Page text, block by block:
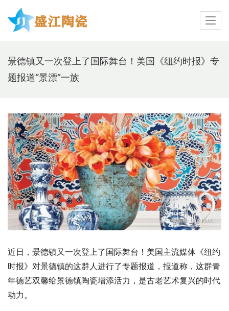
景德镇又一次登上了国际舞台！美国《纽约时报》专
题报道“景漂”一族
近日，景德镇又一次登上了国际舞台！美国主流媒体《纽约
时报》对景德镇的这群人进行了专题报道，报道称，这群青
年德艺双馨给景德镇陶瓷增添活力，是古老艺术复兴的时代
动力。